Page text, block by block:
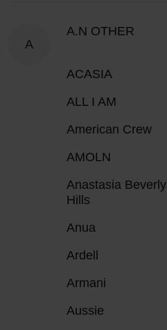
A
A.N OTHER
ACASIA
ALL I AM
American Crew
AMOLN
Anastasia Beverly
Hills
Anua
Ardell
Armani
Aussie